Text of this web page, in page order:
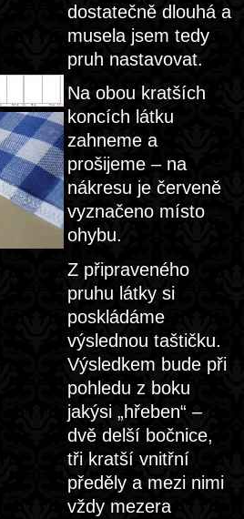
dostatečně dlouhá a
musela jsem tedy
pruh nastavovat.
Na obou kratších
koncích látku
zahneme a
prošijeme – na
nákresu je červeně
vyznačeno místo
ohybu.
Z připraveného
pruhu látky si
poskládáme
výslednou taštičku.
Výsledkem bude při
pohledu z boku
jakýsi „hřeben“ –
dvě delší bočnice,
tři kratší vnitřní
předěly a mezi nimi
vždy mezera